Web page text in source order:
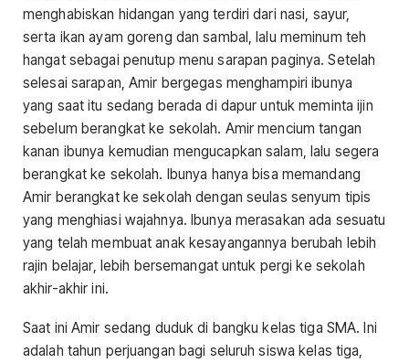
menghabiskan hidangan yang terdiri dari nasi, sayur,
serta ikan ayam goreng dan sambal, lalu meminum teh
hangat sebagai penutup menu sarapan paginya. Setelah
selesai sarapan, Amir bergegas menghampiri ibunya
yang saat itu sedang berada di dapur untuk meminta ijin
sebelum berangkat ke sekolah. Amir mencium tangan
kanan ibunya kemudian mengucapkan salam, lalu segera
berangkat ke sekolah. Ibunya hanya bisa memandang
Amir berangkat ke sekolah dengan seulas senyum tipis
yang menghiasi wajahnya. Ibunya merasakan ada sesuatu
yang telah membuat anak kesayangannya berubah lebih
rajin belajar, lebih bersemangat untuk pergi ke sekolah
akhir-akhir ini.
Saat ini Amir sedang duduk di bangku kelas tiga SMA. Ini
adalah tahun perjuangan bagi seluruh siswa kelas tiga,